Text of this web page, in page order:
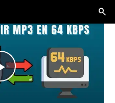
Play